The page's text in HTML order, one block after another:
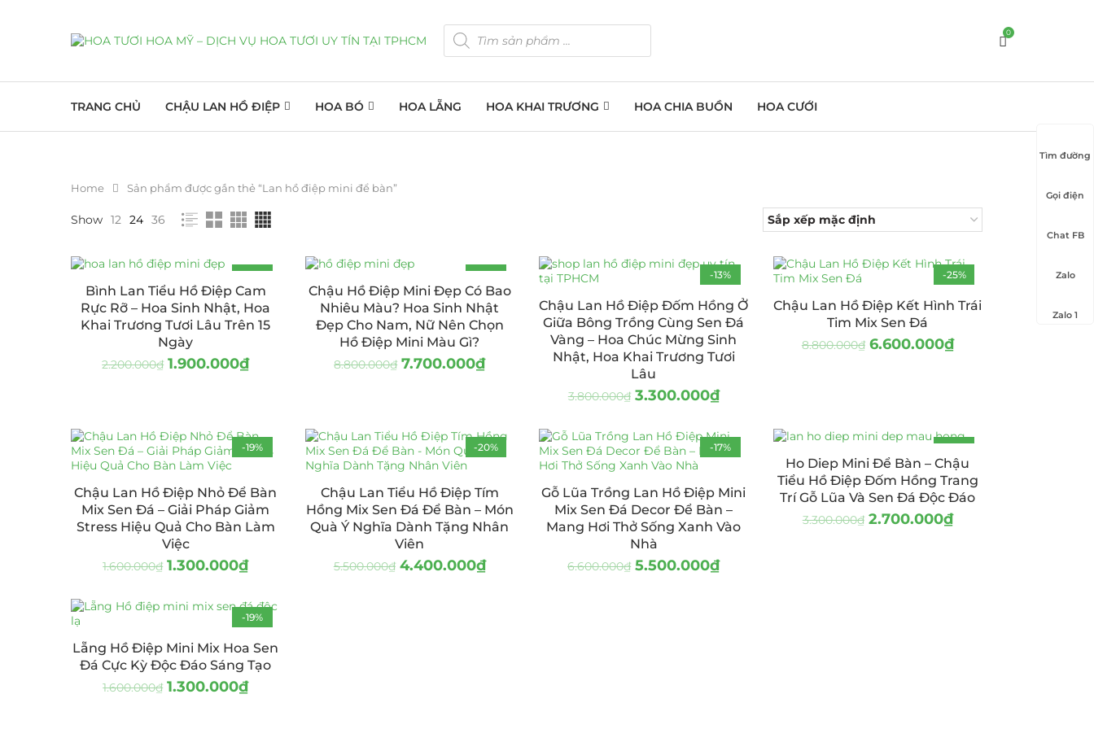
0
TRANG CHỦ CHẬU LAN HỒ ĐIỆP HOA BÓ HOA LẴNG HOA KHAI TRƯƠNG HOA CHIA BUỒN HOA CƯỚI
Home Sản phẩm được gắn thẻ “Lan hồ điệp mini để bàn”
Show 12 24 36
-14%
Bình Lan Tiểu Hồ Điệp Cam
Rực Rỡ – Hoa Sinh Nhật, Hoa
Khai Trương Tươi Lâu Trên 15
Ngày
2.200.000₫ 1.900.000₫
-13%
HOT
Chậu Hồ Điệp Mini Đẹp Có Bao
Nhiêu Màu? Hoa Sinh Nhật
Đẹp Cho Nam, Nữ Nên Chọn
Hồ Điệp Mini Màu Gì?
8.800.000₫ 7.700.000₫
-13%
Chậu Lan Hồ Điệp Đốm Hồng Ở
Giữa Bông Trồng Cùng Sen Đá
Vàng – Hoa Chúc Mừng Sinh
Nhật, Hoa Khai Trương Tươi
Lâu
3.800.000₫ 3.300.000₫
-25%
Chậu Lan Hồ Điệp Kết Hình Trái
Tim Mix Sen Đá
8.800.000₫ 6.600.000₫
-19%
Chậu Lan Hồ Điệp Nhỏ Để Bàn
Mix Sen Đá – Giải Pháp Giảm
Stress Hiệu Quả Cho Bàn Làm
Việc
1.600.000₫ 1.300.000₫
-20%
Chậu Lan Tiểu Hồ Điệp Tím
Hồng Mix Sen Đá Để Bàn – Món
Quà Ý Nghĩa Dành Tặng Nhân
Viên
5.500.000₫ 4.400.000₫
-17%
Gỗ Lũa Trồng Lan Hồ Điệp Mini
Mix Sen Đá Decor Để Bàn –
Mang Hơi Thở Sống Xanh Vào
Nhà
6.600.000₫ 5.500.000₫
-18%
Ho Diep Mini Để Bàn – Chậu
Tiểu Hồ Điệp Đốm Hồng Trang
Trí Gỗ Lũa Và Sen Đá Độc Đáo
3.300.000₫ 2.700.000₫
-19%
Lẵng Hồ Điệp Mini Mix Hoa Sen
Đá Cực Kỳ Độc Đáo Sáng Tạo
1.600.000₫ 1.300.000₫
Tìm đường
Gọi điện
Chat FB
Zalo
Zalo 1